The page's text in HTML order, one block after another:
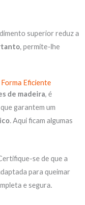
superior reduz a
, permite-lhe
Eficiente
de madeira, é
garantem um
. Aqui ficam algumas
se de que a
para queimar
e segura.